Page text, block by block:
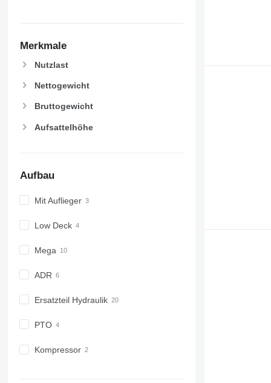
Merkmale
Nutzlast
Nettogewicht
Bruttogewicht
Aufsattelhöhe
Aufbau
Mit Auflieger
Low Deck
Mega
ADR
Ersatzteil Hydraulik
PTO
Kompressor